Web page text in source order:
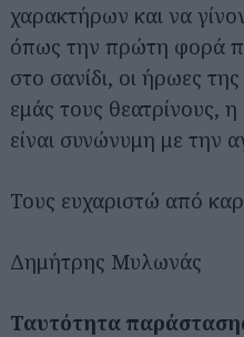
χαρακτήρων και να
όπως την πρώτη φορά
στο σανίδι, οι ήρωες
εμάς τους θεατρίνους,
είναι συνώνυμη με την
Τους ευχαριστώ από
Δημήτρης Μυλωνάς
Ταυτότητα
Αναζήτηση